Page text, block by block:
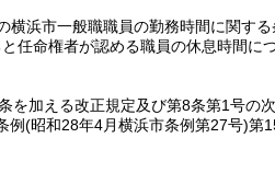
浜市一般職職員の勤務時間に関す
任命権者が認める職員の休息時間に
を加える改正規定及び第8条第1号の
例(昭和28年4月横浜市条例第27号)第